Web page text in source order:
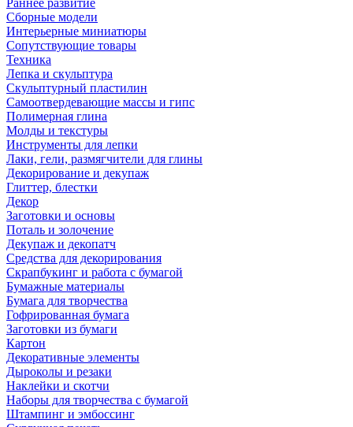
Раннее развитие
Сборные модели
Интерьерные миниатюры
Сопутствующие товары
Техника
Лепка и скульптура
Скульптурный пластилин
Самоотвердевающие массы и гипс
Полимерная глина
Молды и текстуры
Инструменты для лепки
Лаки, гели, размягчители для глины
Декорирование и декупаж
Глиттер, блестки
Декор
Заготовки и основы
Поталь и золочение
Декупаж и декопатч
Средства для декорирования
Скрапбукинг и работа с бумагой
Бумажные материалы
Бумага для творчества
Гофрированная бумага
Заготовки из бумаги
Картон
Декоративные элементы
Дыроколы и резаки
Наклейки и скотчи
Наборы для творчества с бумагой
Штампинг и эмбоссинг